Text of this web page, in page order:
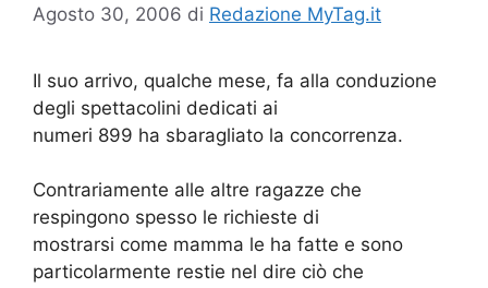
Agosto 30, 2006 di Redazione MyTag.it
Il suo arrivo, qualche mese, fa alla conduzione
degli spettacolini dedicati ai
numeri 899 ha sbaragliato la concorrenza.
Contrariamente alle altre ragazze che
respingono spesso le richieste di
mostrarsi come mamma le ha fatte e sono
particolarmente restie nel dire ciò che